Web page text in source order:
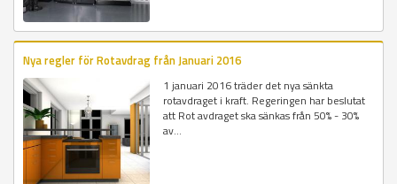
Nya regler för Rotavdrag från Januari 2016
1 januari 2016 träder det nya sänkta
rotavdraget i kraft. Regeringen har beslutat
att Rot avdraget ska sänkas från 50% - 30%
av...